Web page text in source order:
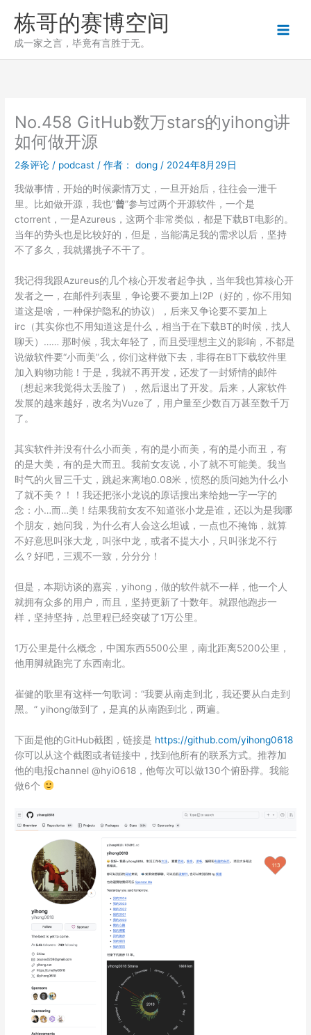
栋哥的赛博空间
成一家之言，毕竟有言胜于无。
No.458 GitHub数万stars的yihong讲
如何做开源
2条评论 / podcast / 作者： dong / 2024年8月29日
我做事情，开始的时候豪情万丈，一旦开始后，往往会一泄千
里。比如做开源，我也“曾”参与过两个开源软件，一个是
ctorrent，一是Azureus，这两个非常类似，都是下载BT电影的。
当年的势头也是比较好的，但是，当能满足我的需求以后，坚持
不了多久，我就撂挑子不干了。
我记得我跟Azureus的几个核心开发者起争执，当年我也算核心开
发者之一，在邮件列表里，争论要不要加上I2P（好的，你不用知
道这是啥，一种保护隐私的协议），后来又争论要不要加上
irc（其实你也不用知道这是什么，相当于在下载BT的时候，找人
聊天）…… 那时候，我太年轻了，而且受理想主义的影响，不都是
说做软件要“小而美”么，你们这样做下去，非得在BT下载软件里
加入购物功能！于是，我就不再开发，还发了一封矫情的邮件
（想起来我觉得太丢脸了），然后退出了开发。后来，人家软件
发展的越来越好，改名为Vuze了，用户量至少数百万甚至数千万
了。
其实软件并没有什么小而美，有的是小而美，有的是小而丑，有
的是大美，有的是大而丑。我前女友说，小了就不可能美。我当
时气的火冒三千丈，跳起来离地0.08米，愤怒的质问她为什么小
了就不美？！！我还把张小龙说的原话搜出来给她一字一字的
念：小…而…美！结果我前女友不知道张小龙是谁，还以为是我哪
个朋友，她问我，为什么有人会这么坦诚，一点也不掩饰，就算
不好意思叫张大龙，叫张中龙，或者不提大小，只叫张龙不行
么？好吧，三观不一致，分分分！
但是，本期访谈的嘉宾，yihong，做的软件就不一样，他一个人
就拥有众多的用户，而且，坚持更新了十数年。就跟他跑步一
样，坚持坚持，总里程已经突破了1万公里。
1万公里是什么概念，中国东西5500公里，南北距离5200公里，
他用脚就跑完了东西南北。
崔健的歌里有这样一句歌词：“我要从南走到北，我还要从白走到
黑。” yihong做到了，是真的从南跑到北，两遍。
下面是他的GitHub截图，链接是 https://github.com/yihong0618
你可以从这个截图或者链接中，找到他所有的联系方式。推荐加
他的电报channel @hyi0618，他每次可以做130个俯卧撑。我能
做6个